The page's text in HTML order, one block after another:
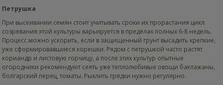
Петрушка
При высеивании семян стоит учитывать сроки их прорастания цикл
созревания этой культуры варьируется в пределах полных 6-8 недель.
Процесс можно ускорить, если в защищенный грунт высадить крепкие,
уже сформировавшиеся корешки. Рядом с петрушкой часто растят
кориандр и листовую горчицу, а после этих культур опытные
огородники рекомендуют сеять уже теплолюбивые овощи баклажаны,
болгарский перец, томаты. Рыхлить грядки нужно регулярно.